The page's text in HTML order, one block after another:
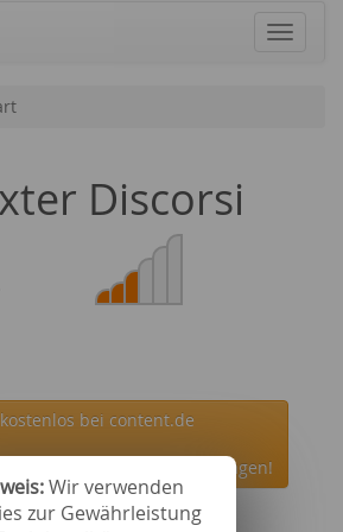
Wir verwenden
zur Gewährleistung
Discorsi
bei content.de
den Autor Discorsi beauftragen!